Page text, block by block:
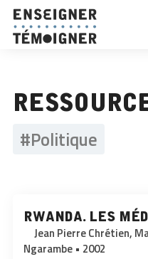
#Politique
rwanda. les
Jean Pierre Chrétien,
Ngarambe • 2002